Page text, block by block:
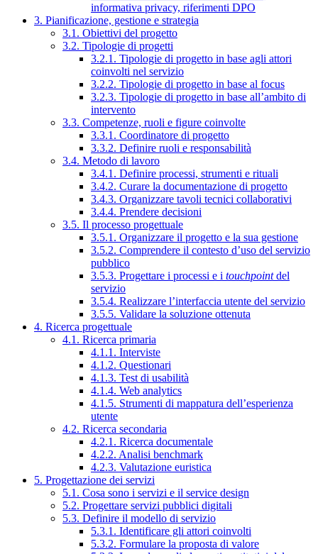
informativa privacy, riferimenti DPO
3. Pianificazione, gestione e strategia
3.1. Obiettivi del progetto
3.2. Tipologie di progetti
3.2.1. Tipologie di progetto in base agli attori
coinvolti nel servizio
3.2.2. Tipologie di progetto in base al focus
3.2.3. Tipologie di progetto in base all’ambito di
intervento
3.3. Competenze, ruoli e figure coinvolte
3.3.1. Coordinatore di progetto
3.3.2. Definire ruoli e responsabilità
3.4. Metodo di lavoro
3.4.1. Definire processi, strumenti e rituali
3.4.2. Curare la documentazione di progetto
3.4.3. Organizzare tavoli tecnici collaborativi
3.4.4. Prendere decisioni
3.5. Il processo progettuale
3.5.1. Organizzare il progetto e la sua gestione
3.5.2. Comprendere il contesto d’uso del servizio
pubblico
3.5.3. Progettare i processi e i touchpointdel
servizio
3.5.4. Realizzare l’interfaccia utente del servizio
3.5.5. Validare la soluzione ottenuta
4. Ricerca progettuale
4.1. Ricerca primaria
4.1.1. Interviste
4.1.2. Questionari
4.1.3. Test di usabilità
4.1.4. Web analytics
4.1.5. Strumenti di mappatura dell’esperienza
utente
4.2. Ricerca secondaria
4.2.1. Ricerca documentale
4.2.2. Analisi benchmark
4.2.3. Valutazione euristica
5. Progettazione dei servizi
5.1. Cosa sono i servizi e il service design
5.2. Progettare servizi pubblici digitali
5.3. Definire il modello di servizio
5.3.1. Identificare gli attori coinvolti
5.3.2. Formulare la proposta di valore